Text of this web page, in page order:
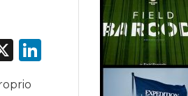
X LinkedIn